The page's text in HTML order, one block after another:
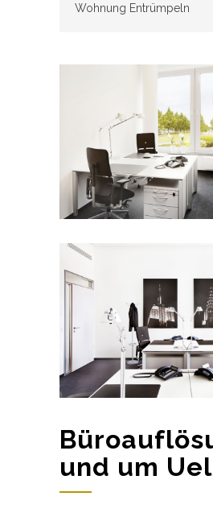
Wohnung Entrümpeln
und um